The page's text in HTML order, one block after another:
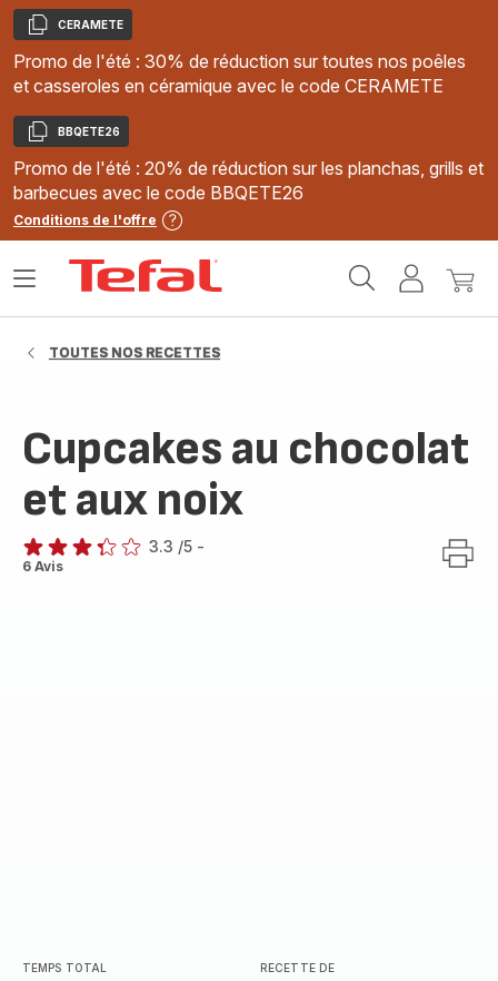
Copier
CERAMETE
Promo de l'été : 30% de réduction sur toutes nos poêles
et casseroles en céramique avec le code CERAMETE
Copier
BBQETE26
Promo de l'été : 20% de réduction sur les planchas, grills et
barbecues avec le code BBQETE26
Conditions de l'offre
MonMon
Ouvrir
TOUTES NOS RECETTES
Cupcakes au chocolat
et aux noix
ratings.3.3
3.3 /5 -
6 Avis
TEMPS TOTAL RECETTE DE